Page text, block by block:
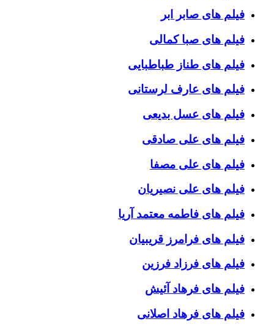
فیلم های صابر ابر
فیلم های صبا کمالی
فیلم های طناز طباطبایی
فیلم های عارف لرستانی
فیلم های عسل بدیعی
فیلم های علی صادقی
فیلم های علی مصفا
فیلم های علی نصیریان
فیلم های فاطمه معتمد آریا
فیلم های فرامرز قریبیان
فیلم های فرزاد فرزین
فیلم های فرهاد آئیش
فیلم های فرهاد اصلانی